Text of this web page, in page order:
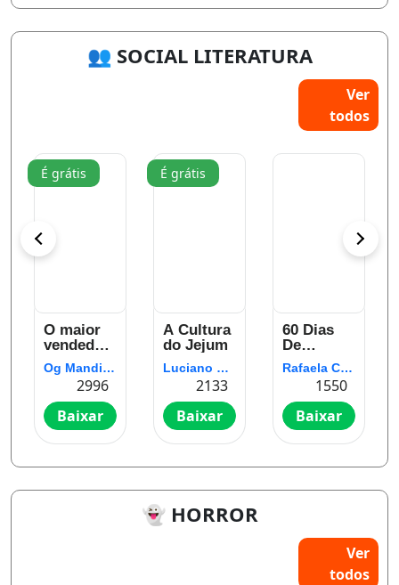
👥 SOCIAL LITERATURA
Ver
todos
É grátis
O maior
vendedor
do mundoOg Mandino
2996
Baixar
É grátis
A Cultura
do Jejum
Luciano Subirá
2133
Baixar
60 Dias
De
Neblina Rafaela Carvalho
1550
Baixar
👻 HORROR
Ver
todos